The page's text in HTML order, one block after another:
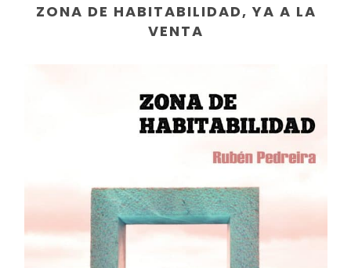
ZONA DE HABITABILIDAD, YA A LA
VENTA